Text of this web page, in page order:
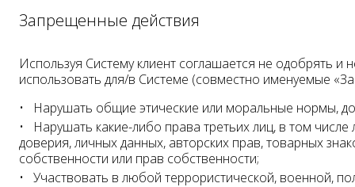
Запрещенные действия
Используя Систему клиент соглашается не одобрять
использовать для/в Системе (совместно именуемые
Нарушать общие этические или моральные нормы,
Нарушать какие-либо права третьих лиц, в том
доверия, личных данных, авторских прав, товарных
собственности или прав собственности;
Участвовать в любой террористической, военной,